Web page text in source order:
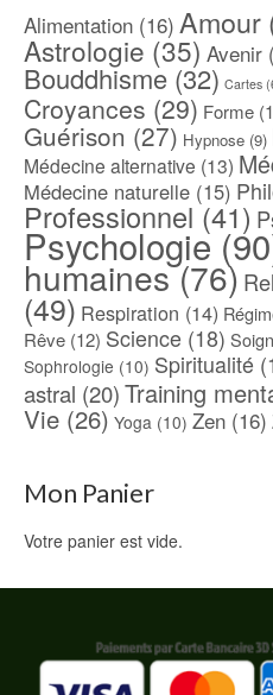
Alimentation (16) Amour
Astrologie (35) Avenir
Bouddhisme (32) Cartes
Croyances (29) Forme
Guérison (27) Hypnose (9)
Médecine alternative (13)
Médecine naturelle (15)
Professionnel(41)
Psychologie
humaines(76)
(49) Respiration (14)
Rêve (12) Science (18)
Sophrologie (10) Spiritualité
astral (20)Training
Vie (26) Yoga (10) Zen (16)
Mon Panier
Votre panier est vide.